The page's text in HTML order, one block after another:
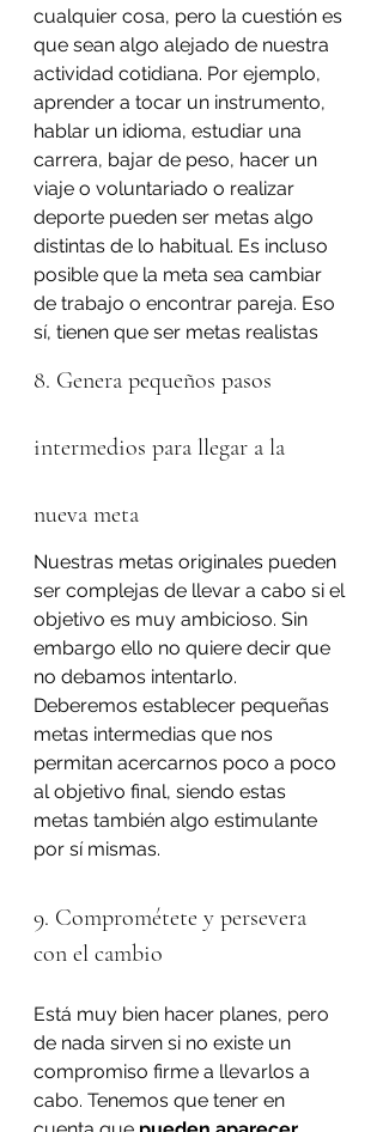
cualquier cosa, pero la cuestión es
que sean algo alejado de nuestra
actividad cotidiana. Por ejemplo,
aprender a tocar un instrumento,
hablar un idioma, estudiar una
carrera, bajar de peso, hacer un
viaje o voluntariado o realizar
deporte pueden ser metas algo
distintas de lo habitual. Es incluso
posible que la meta sea cambiar
de trabajo o encontrar pareja. Eso
sí, tienen que ser metas realistas
8. Genera pequeños pasos
intermedios para llegar a la
nueva meta
Nuestras metas originales pueden
ser complejas de llevar a cabo si el
objetivo es muy ambicioso. Sin
embargo ello no quiere decir que
no debamos intentarlo.
Deberemos establecer pequeñas
metas intermedias que nos
permitan acercarnos poco a poco
al objetivo final, siendo estas
metas también algo estimulante
por sí mismas.
9. Comprométete y persevera
con el cambio
Está muy bien hacer planes, pero
de nada sirven si no existe un
compromiso firme a llevarlos a
cabo. Tenemos que tener en